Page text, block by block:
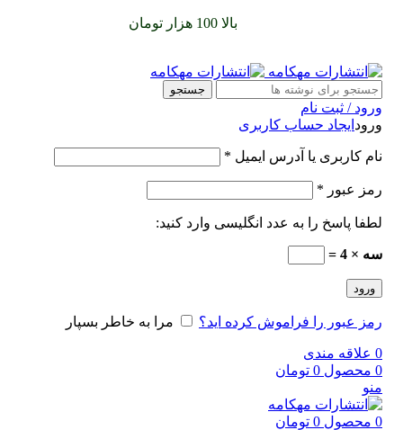
بالا 100 هزار تومان
جستجو
ورود / ثبت نام
ورود ایجاد حساب کاربری
نام کاربری یا آدرس ایمیل *
رمز عبور *
لطفا پاسخ را به عدد انگلیسی وارد کنید:
سه × 4 =
ورود
رمز عبور را فراموش کرده اید؟ مرا به خاطر بسپار
0 علاقه مندی
0 محصول 0 تومان
منو
0 محصول 0 تومان